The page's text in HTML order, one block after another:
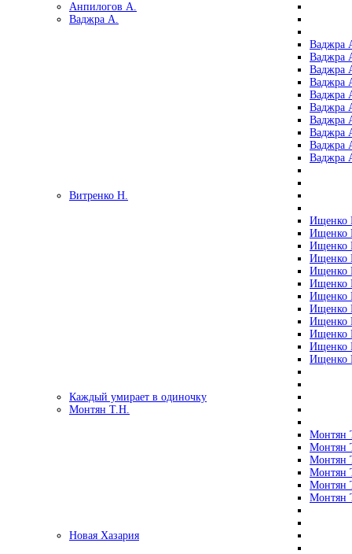
Анпилогов А.
Ваджра А.
Ваджра
Ваджра
Ваджра
Ваджра
Ваджра
Ваджра
Ваджра
Ваджра
Ваджра
Ваджра
Витренко Н.
Ищенко
Ищенко
Ищенко
Ищенко
Ищенко
Ищенко
Ищенко
Ищенко
Ищенко
Ищенко
Ищенко
Ищенко
Каждый умирает в одиночку
Монтян Т.Н.
Монтян
Монтян
Монтян
Монтян
Монтян
Монтян
Новая Хазария